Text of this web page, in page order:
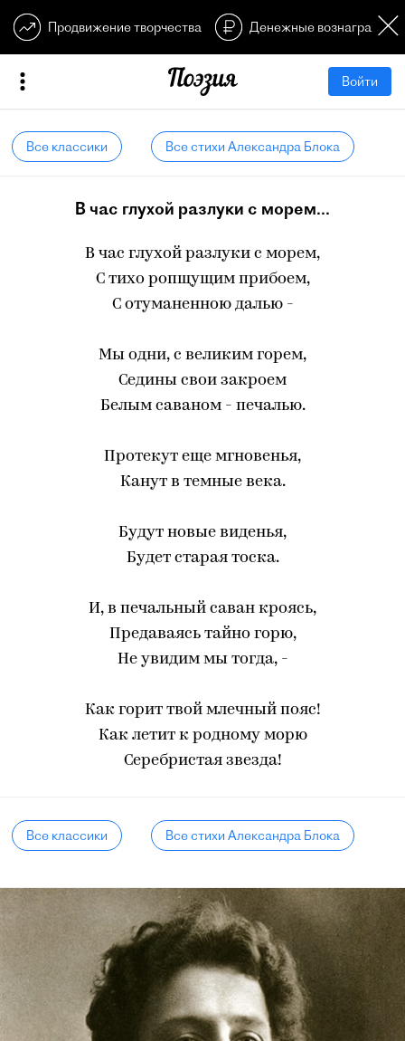
Продвижение творчества Денежные
Войти
Все классики Все стихи Александра Блока
В час глухой разлуки с морем...
В час глухой разлуки с морем,
С тихо ропщущим прибоем,
С отуманенною далью -
Мы одни, с великим горем,
Седины свои закроем
Белым саваном - печалью.
Протекут еще мгновенья,
Канут в темные века.
Будут новые виденья,
Будет старая тоска.
И, в печальный саван кроясь,
Предаваясь тайно горю,
Не увидим мы тогда, -
Как горит твой млечный пояс!
Как летит к родному морю
Серебристая звезда!
Все классики Все стихи Александра Блока